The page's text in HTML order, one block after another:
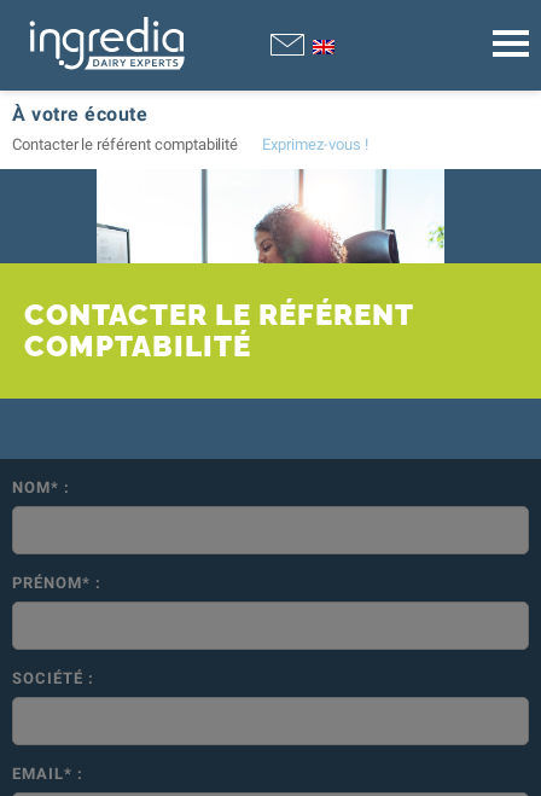
À votre écoute
Contacter le référent comptabilité Exprimez-vous !
CONTACTER LE RÉFÉRENT
COMPTABILITÉ
NOM* :
PRÉNOM* :
SOCIÉTÉ :
EMAIL* :